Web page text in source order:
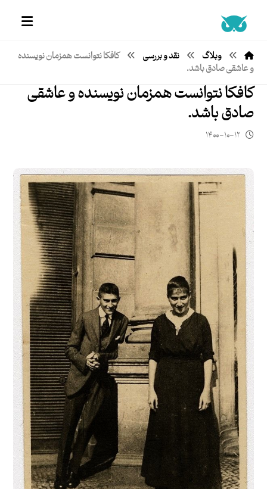
وبلاگ نقد و بررسی
کافکا نتوانست همزمان نویسنده
و عاشقی صادق باشد.
کافکا نتوانست همزمان نویسنده و عاشقی
صادق باشد.
۱۴۰۰-۱۰-۱۲